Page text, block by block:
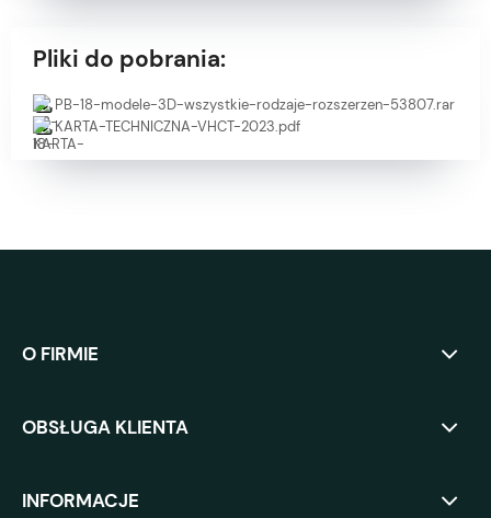
Pliki do pobrania:
PB-18-modele-3D-wszystkie-rodzaje-rozszerzen-53807.rar
KARTA-TECHNICZNA-VHCT-2023.pdf
O FIRMIE
OBSŁUGA KLIENTA
INFORMACJE